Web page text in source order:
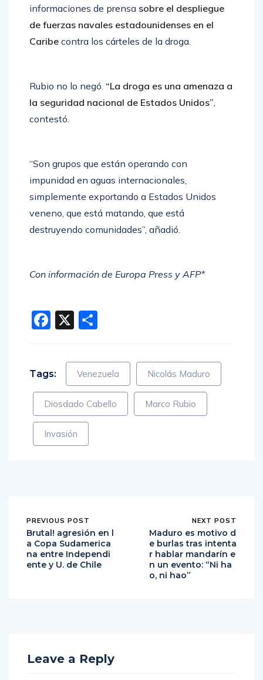
informaciones de prensa sobre el despliegue
de fuerzas navales estadounidenses en el
Caribe contra los cárteles de la droga.
Rubio no lo negó. “La droga es una amenaza a
la seguridad nacional de Estados Unidos”,
contestó.
“Son grupos que están operando con
impunidad en aguas internacionales,
simplemente exportando a Estados Unidos
veneno, que está matando, que está
destruyendo comunidades”, añadió.
Con información de Europa Press y AFP*
Facebook
X
Tags: Venezuela Nicolás Maduro
Diosdado Cabello Marco Rubio
Invasión
PREVIOUS POST
Brutal! agresión en l
a Copa Sudamerica
na entre Independi
ente y U. de Chile
NEXT POST
Maduro es motivo d
e burlas tras intenta
r hablar mandarín e
n un evento: “Ni ha
o, ni hao”
Leave a Reply